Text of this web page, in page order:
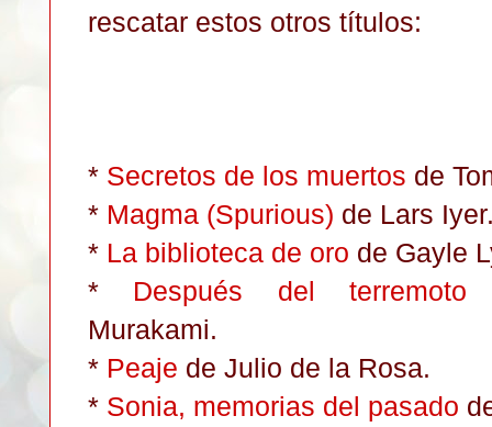
rescatar estos otros títulos:
* Secretos de los muertos de
* Magma (Spurious) de Lars
* La biblioteca de oro de Gayle
* Después del terremoto
Murakami.
* Peaje de Julio de la Rosa.
* Sonia, memorias del pasado